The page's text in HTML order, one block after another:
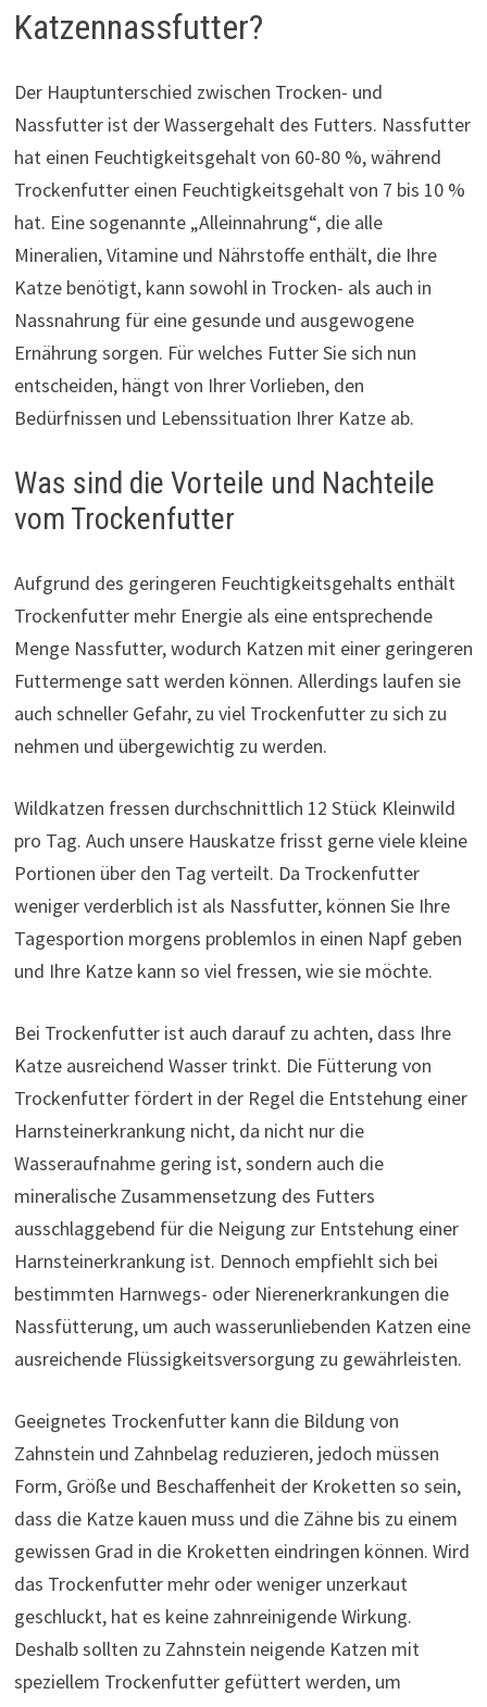
Katzennassfutter?
Der Hauptunterschied zwischen Trocken- und
Nassfutter ist der Wassergehalt des Futters. Nassfutter
hat einen Feuchtigkeitsgehalt von 60-80 %, während
Trockenfutter einen Feuchtigkeitsgehalt von 7 bis 10 %
hat. Eine sogenannte „Alleinnahrung“, die alle
Mineralien, Vitamine und Nährstoffe enthält, die Ihre
Katze benötigt, kann sowohl in Trocken- als auch in
Nassnahrung für eine gesunde und ausgewogene
Ernährung sorgen. Für welches Futter Sie sich nun
entscheiden, hängt von Ihrer Vorlieben, den
Bedürfnissen und Lebenssituation Ihrer Katze ab.
Was sind die Vorteile und Nachteile
vom Trockenfutter
Aufgrund des geringeren Feuchtigkeitsgehalts enthält
Trockenfutter mehr Energie als eine entsprechende
Menge Nassfutter, wodurch Katzen mit einer geringeren
Futtermenge satt werden können. Allerdings laufen sie
auch schneller Gefahr, zu viel Trockenfutter zu sich zu
nehmen und übergewichtig zu werden.
Wildkatzen fressen durchschnittlich 12 Stück Kleinwild
pro Tag. Auch unsere Hauskatze frisst gerne viele kleine
Portionen über den Tag verteilt. Da Trockenfutter
weniger verderblich ist als Nassfutter, können Sie Ihre
Tagesportion morgens problemlos in einen Napf geben
und Ihre Katze kann so viel fressen, wie sie möchte.
Bei Trockenfutter ist auch darauf zu achten, dass Ihre
Katze ausreichend Wasser trinkt. Die Fütterung von
Trockenfutter fördert in der Regel die Entstehung einer
Harnsteinerkrankung nicht, da nicht nur die
Wasseraufnahme gering ist, sondern auch die
mineralische Zusammensetzung des Futters
ausschlaggebend für die Neigung zur Entstehung einer
Harnsteinerkrankung ist. Dennoch empfiehlt sich bei
bestimmten Harnwegs- oder Nierenerkrankungen die
Nassfütterung, um auch wasserunliebenden Katzen eine
ausreichende Flüssigkeitsversorgung zu gewährleisten.
Geeignetes Trockenfutter kann die Bildung von
Zahnstein und Zahnbelag reduzieren, jedoch müssen
Form, Größe und Beschaffenheit der Kroketten so sein,
dass die Katze kauen muss und die Zähne bis zu einem
gewissen Grad in die Kroketten eindringen können. Wird
das Trockenfutter mehr oder weniger unzerkaut
geschluckt, hat es keine zahnreinigende Wirkung.
Deshalb sollten zu Zahnstein neigende Katzen mit
speziellem Trockenfutter gefüttert werden, um